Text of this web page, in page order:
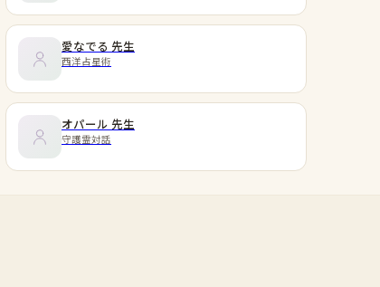
愛なでる 先生
西洋占星術
オパール 先生
守護霊対話